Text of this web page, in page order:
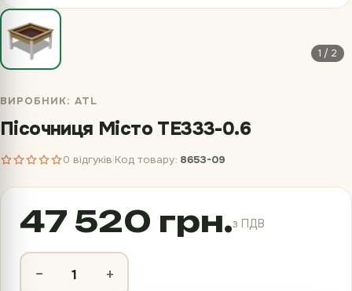
1 / 2
ВИРОБНИК: ATL
Пісочниця Місто TE333-0.6
0 відгуків Код товару: 8653-09
47 520 грн.з ПДВ
− +